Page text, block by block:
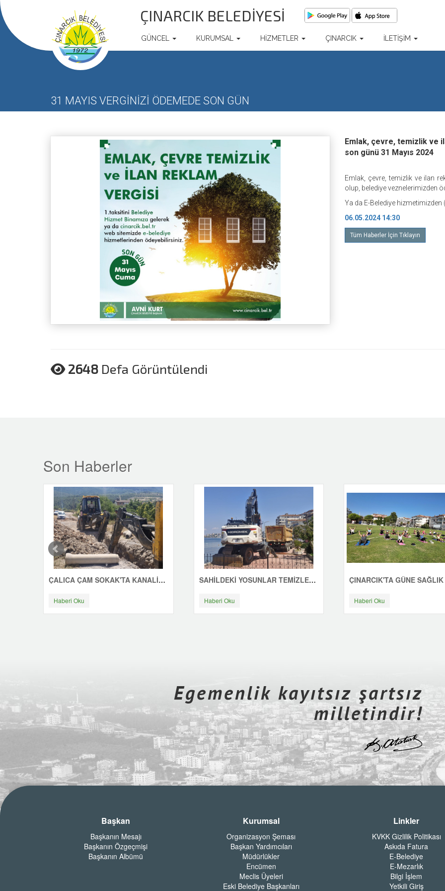
ÇINARCIK BELEDİYESİ
GÜNCEL KURUMSAL HİZMETLER ÇINARCIK İLETİŞİM
31 MAYIS VERGİNİZİ ÖDEMEDE SON GÜN
Emlak, çevre, temizlik ve
son günü 31 Mayıs 2024
Emlak, çevre, temizlik ve ilan
olup, belediye veznelerimizden
Ya da E-Belediye hizmetimizden (
06.05.2024 14:30
Tüm Haberler İçin Tıklayın
2648 Defa Görüntülendi
Son Haberler
ÇALICA ÇAM SOKAK'TA KANALİZASYON ÇALIŞMASI
Haberi Oku
SAHİLDEKİ YOSUNLAR TEMİZLENİYOR
Haberi Oku Haberi Oku
Egemenlik kayıtsız şartsız
milletindir!
Başkan
Başkanın Mesajı
Başkanın Özgeçmişi
Başkanın Albümü
Kurumsal
Organizasyon Şeması
Başkan Yardımcıları
Müdürlükler
Encümen
Meclis Üyeleri
Eski Belediye Başkanları
Linkler
KVKK Gizlilik Politikası
Askıda Fatura
E-Belediye
E-Mezarlık
Bilgi İşlem
Yetkili Giriş